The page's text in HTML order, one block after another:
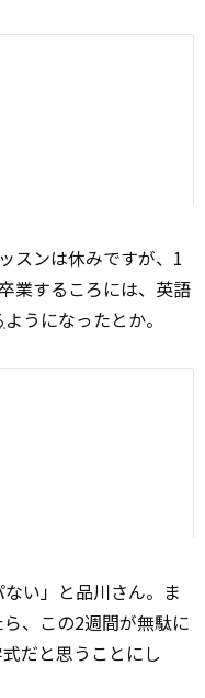
スンは休みですが、1
業するころには、英語
ようになったとか。
い」と品川さん。ま
、この2週間が無駄に
だと思うことにし